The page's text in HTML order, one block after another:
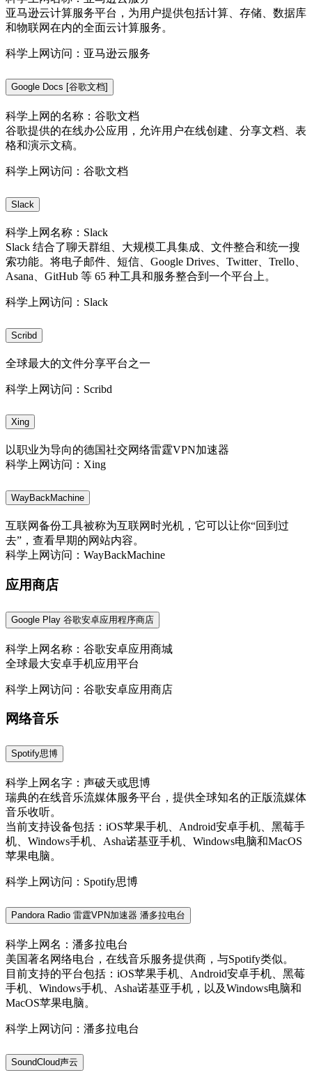
亚马逊云计算服务平台，为用户提供包括计算、存储、数据库
和物联网在内的全面云计算服务。
科学上网访问：亚马逊云服务
Google Docs [谷歌文档]
科学上网的名称：谷歌文档
谷歌提供的在线办公应用，允许用户在线创建、分享文档、表
格和演示文稿。
科学上网访问：谷歌文档
Slack
科学上网名称：Slack
Slack 结合了聊天群组、大规模工具集成、文件整合和统一搜
索功能。将电子邮件、短信、Google Drives、Twitter、Trello、
Asana、GitHub 等 65 种工具和服务整合到一个平台上。
科学上网访问：Slack
Scribd
全球最大的文件分享平台之一
科学上网访问：Scribd
Xing
以职业为导向的德国社交网络雷霆VPN加速器
科学上网访问：Xing
WayBackMachine
互联网备份工具被称为互联网时光机，它可以让你“回到过
去”，查看早期的网站内容。
科学上网访问：WayBackMachine
应用商店
Google Play 谷歌安卓应用程序商店
科学上网名称：谷歌安卓应用商城
全球最大安卓手机应用平台
科学上网访问：谷歌安卓应用商店
网络音乐
Spotify思博
科学上网名字：声破天或思博
瑞典的在线音乐流媒体服务平台，提供全球知名的正版流媒体
音乐收听。
当前支持设备包括：iOS苹果手机、Android安卓手机、黑莓手
机、Windows手机、Asha诺基亚手机、Windows电脑和MacOS
苹果电脑。
科学上网访问：Spotify思博
Pandora Radio 雷霆VPN加速器 潘多拉电台
科学上网名：潘多拉电台
美国著名网络电台，在线音乐服务提供商，与Spotify类似。
目前支持的平台包括：iOS苹果手机、Android安卓手机、黑莓
手机、Windows手机、Asha诺基亚手机，以及Windows电脑和
MacOS苹果电脑。
科学上网访问：潘多拉电台
SoundCloud声云